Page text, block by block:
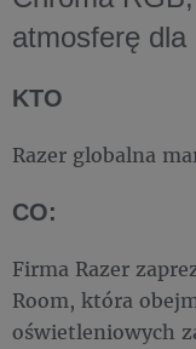
atmosferę dla
KTO
Razer globalna
CO:
Firma Razer
Room, która
oświetleniowych